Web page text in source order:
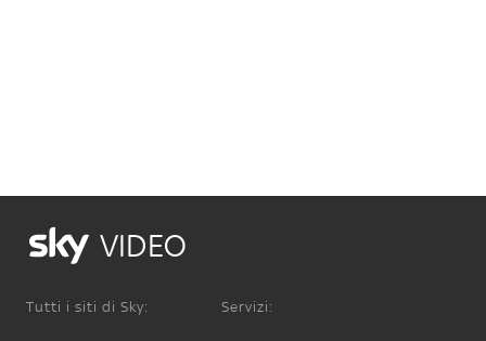
VIDEO
Tutti i siti di Sky: Servizi: